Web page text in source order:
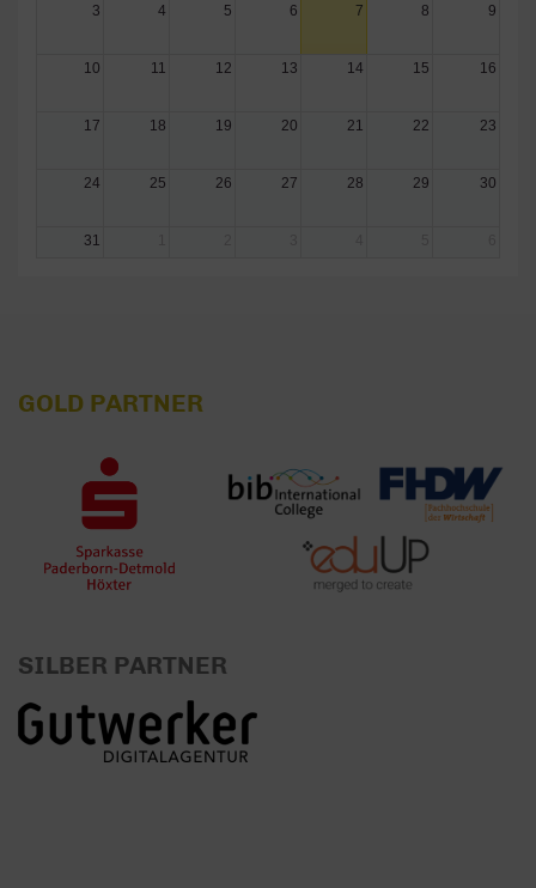
3 4 5 6 7 8 9
10 11 12 13 14 15 16
17 18 19 20 21 22 23
24 25 26 27 28 29 30
31
GOLD PARTNER
SILBER PARTNER